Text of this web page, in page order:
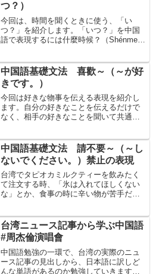
つ？）
今回は、時間を聞くときに使う、「い
つ？」を紹介します。「いつ？」を中国
語で表現するには什麼時候？（Shénme
の”When”にあたります。”什麼時候”を使
うとき...
中国語基礎文法 喜歡～（～が好
きです。）
今回は好きな物事を伝える表現を紹介し
ます。自分の好きなことを伝えるだけで
なく、相手の好きなことを聞いて共通の
を学んでいきましょう～「～が好きで
す」を中国語で表現するには...
中国語基礎文法 請不要～（～し
ないでください。）禁止の表現
台湾でタピオカミルクティーを飲みたく
て注文する時、「氷は入れてほしくない
な」とか、食事の時に辛い物が苦手だか
表現「～しないでください」を紹介しま
す。して欲しくないことを...
台湾ニュース記事から学ぶ中国語
#周杰倫演唱會
中国語勉強の一環で、台湾の実際のニュ
ース記事の見出しから、日本語に訳しど
んな単語があるのか勉強していきます。